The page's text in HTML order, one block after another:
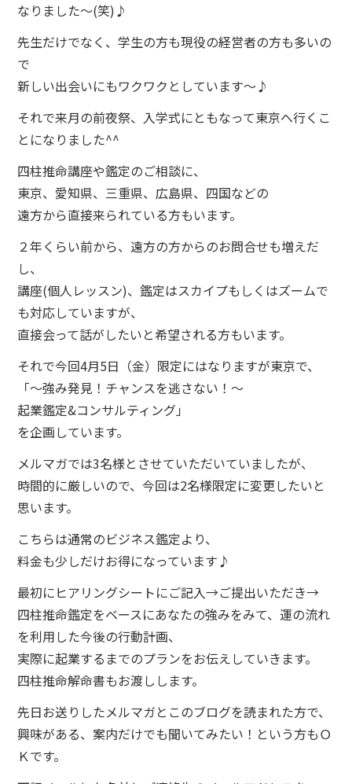
なりました～(笑)♪
先生だけでなく、学生の方も現役の経営者の方も多いの
で
新しい出会いにもワクワクとしています～♪
それで来月の前夜祭、入学式にともなって東京へ行くこ
とになりました^^
四柱推命講座や鑑定のご相談に、
東京、愛知県、三重県、広島県、四国などの
遠方から直接来られている方もいます。
２年くらい前から、遠方の方からのお問合せも増えだ
し、
講座(個人レッスン)、鑑定はスカイプもしくはズームで
も対応していますが、
直接会って話がしたいと希望される方もいます。
それで今回4月5日（金）限定にはなりますが東京で、
「～強み発見！チャンスを逃さない！～
起業鑑定&コンサルティング」
を企画しています。
メルマガでは3名様とさせていただいていましたが、
時間的に厳しいので、今回は2名様限定に変更したいと
思います。
こちらは通常のビジネス鑑定より、
料金も少しだけお得になっています♪
最初にヒアリングシートにご記入→ご提出いただき→
四柱推命鑑定をベースにあなたの強みをみて、運の流れ
を利用した今後の行動計画、
実際に起業するまでのプランをお伝えしていきます。
四柱推命解命書もお渡しします。
先日お送りしたメルマガとこのブログを読まれた方で、
興味がある、案内だけでも聞いてみたい！という方もＯ
Ｋです。